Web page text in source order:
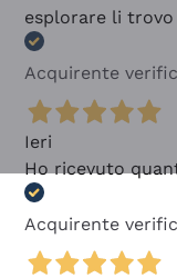
esplorare li trovo
Acquirente
Ieri
Ho ricevuto
Acquirente